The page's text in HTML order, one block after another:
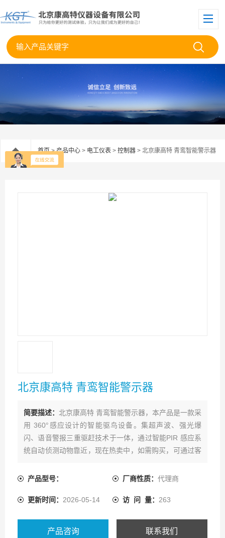
首页>产品中心 > 电工仪表 > 控制器 > 北京康高特 青鸾智能警示器
北京康高特 青鸾智能警示器
简要描述： 北京康高特 青鸾智能警示器，本产品是一款采
用 360°感应设计的智能驱鸟设备。集超声波、强光爆
闪、语音警报三重驱赶技术于一体，通过智能PIR 感应系
统自动侦测动物靠近，现在热卖中，如需购买，可通过客
产品型号：
厂商性质： 代理商
更新时间： 2026-05-14 访 问 量： 263
产品咨询 联系我们